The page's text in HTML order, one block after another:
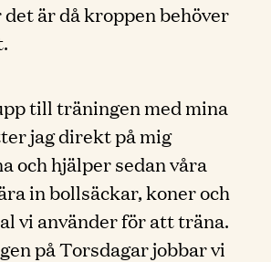
är då kroppen behöver
till träningen med mina
jag direkt på mig
och hjälper sedan våra
in bollsäckar, koner och
vi använder för att träna.
på Torsdagar jobbar vi